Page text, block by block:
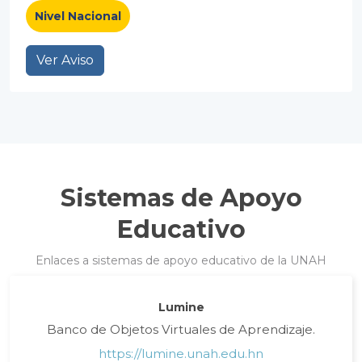
Nivel Nacional
Ver Aviso
Sistemas de Apoyo
Educativo
Enlaces a sistemas de apoyo educativo de la UNAH
Lumine
Banco de Objetos Virtuales de Aprendizaje.
https://lumine.unah.edu.hn